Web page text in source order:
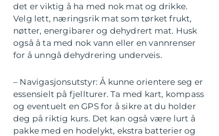
det er viktig å ha med nok mat og drikke.
Velg lett, næringsrik mat som tørket frukt,
nøtter, energibarer og dehydrert mat. Husk
også å ta med nok vann eller en vannrenser
for å unngå dehydrering underveis.
– Navigasjonsutstyr: Å kunne orientere seg er
essensielt på fjellturer. Ta med kart, kompass
og eventuelt en GPS for å sikre at du holder
deg på riktig kurs. Det kan også være lurt å
pakke med en hodelykt, ekstra batterier og